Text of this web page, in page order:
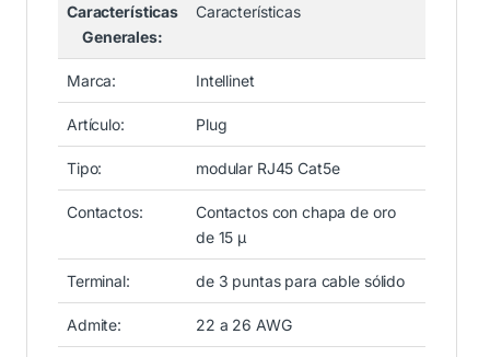
Características
Generales:
Características
Marca: Intellinet
Artículo: Plug
Tipo: modular RJ45 Cat5e
Contactos:
Contactos con chapa de oro
de 15 µ
Terminal: de 3 puntas para cable sólido
Admite: 22 a 26 AWG